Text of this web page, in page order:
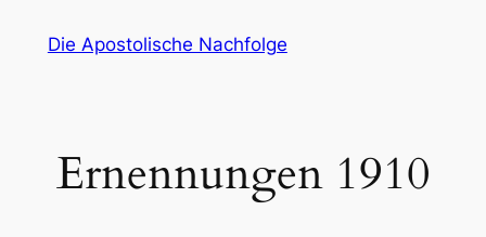
InhaltDie Apostolische Nachfolge
Ernennungen 1910